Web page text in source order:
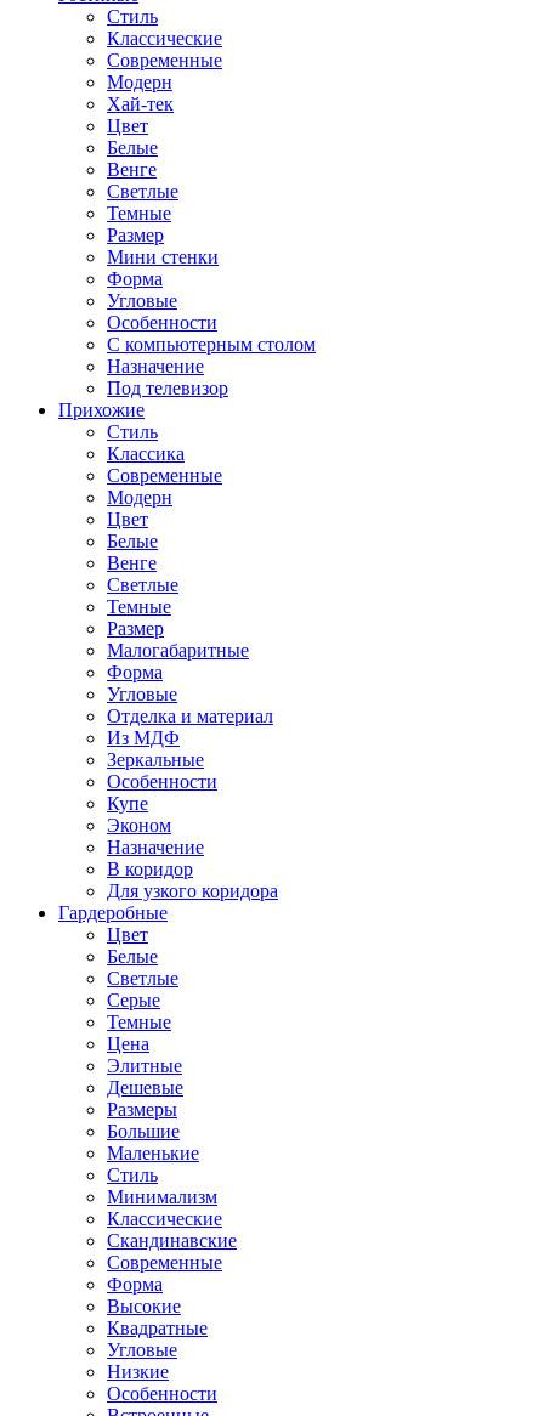
Стиль
Классические
Современные
Модерн
Хай-тек
Цвет
Белые
Венге
Светлые
Темные
Размер
Мини стенки
Форма
Угловые
Особенности
С компьютерным столом
Назначение
Под телевизор
Прихожие
Стиль
Классика
Современные
Модерн
Цвет
Белые
Венге
Светлые
Темные
Размер
Малогабаритные
Форма
Угловые
Отделка и материал
Из МДФ
Зеркальные
Особенности
Купе
Эконом
Назначение
В коридор
Для узкого коридора
Гардеробные
Цвет
Белые
Светлые
Серые
Темные
Цена
Элитные
Дешевые
Размеры
Большие
Маленькие
Стиль
Минимализм
Классические
Скандинавские
Современные
Форма
Высокие
Квадратные
Угловые
Низкие
Особенности